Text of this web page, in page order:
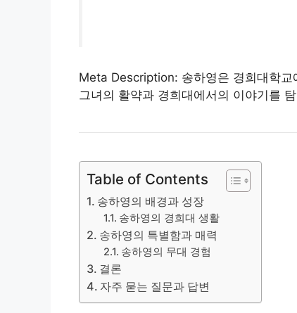
Meta Description: 송하영은 경희대학교
그녀의 활약과 경희대에서의 이야기를
Table of Contents
송하영의 배경과 성장
송하영의 경희대 생활
송하영의 특별함과 매력
송하영의 무대 경험
결론
자주 묻는 질문과 답변